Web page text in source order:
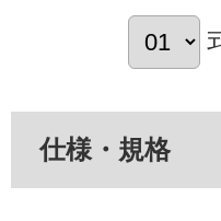
仕様・規格